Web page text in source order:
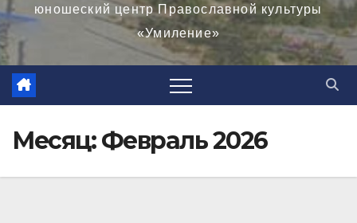
юношеский центр Православной культуры
«Умиление»
Месяц:Февраль 2026